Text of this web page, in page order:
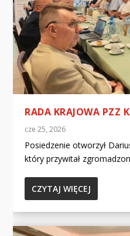
RADA KRAJOWA PZZ
cze 25, 2026
Posiedzenie otworzył
który przywitał
CZYTAJ WIĘCEJ